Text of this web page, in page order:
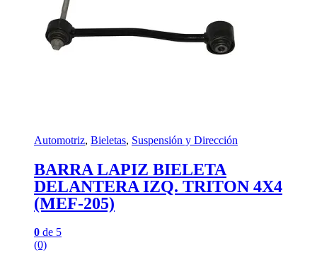
Automotriz, Bieletas, Suspensión y Dirección
BARRA LAPIZ BIELETA
DELANTERA IZQ. TRITON 4X4
(MEF-205)
0 de 5
(0)